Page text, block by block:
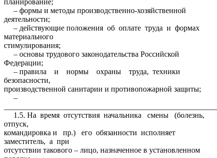
– формы и методы производственно-хозяйственной
деятельности;
– действующие положения об оплате труда и формах
материального
стимулирования;
– основы трудового законодательства Российской
Федерации;
– правила и нормы охраны труда, техники
безопасности,
производственной санитарии и противопожарной защиты;
–
1.5. На время отсутствия начальника смены (болезнь,
отпуск,
командировка и пр.) его обязанности исполняет
заместитель, а при
отсутствии такового – лицо, назначенное в установленном